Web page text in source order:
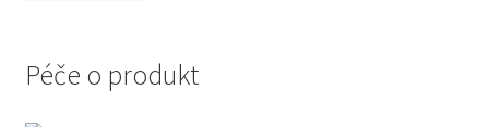
Péče o produkt